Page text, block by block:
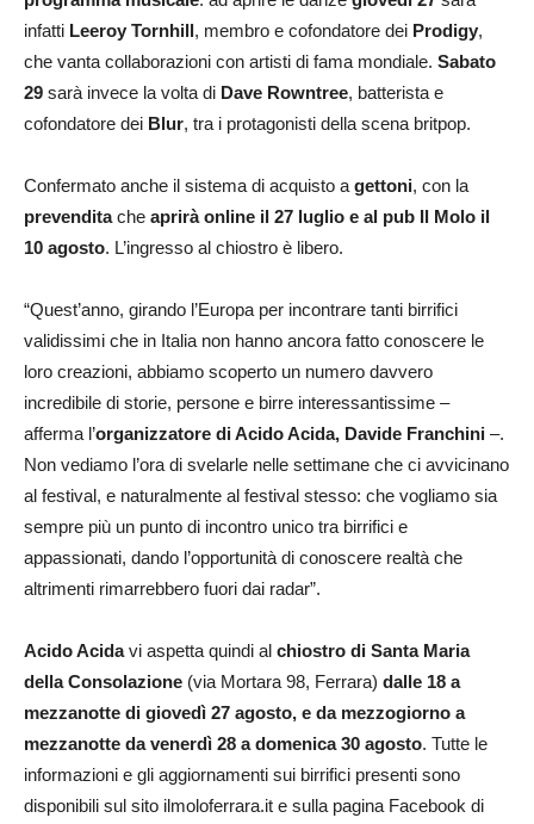
infatti Leeroy Tornhill, membro e cofondatore dei Prodigy,
che vanta collaborazioni con artisti di fama mondiale. Sabato
29 sarà invece la volta di Dave Rowntree, batterista e
cofondatore dei Blur, tra i protagonisti della scena britpop.
Confermato anche il sistema di acquisto a gettoni, con la
prevenditache aprirà online il 27 luglio e al pub Il Molo il
10 agosto. L’ingresso al chiostro è libero.
“Quest’anno, girando l’Europa per incontrare tanti birrifici
validissimi che in Italia non hanno ancora fatto conoscere le
loro creazioni, abbiamo scoperto un numero davvero
incredibile di storie, persone e birre interessantissime –
afferma l’organizzatore di Acido Acida, Davide Franchini –.
Non vediamo l’ora di svelarle nelle settimane che ci avvicinano
al festival, e naturalmente al festival stesso: che vogliamo sia
sempre più un punto di incontro unico tra birrifici e
appassionati, dando l’opportunità di conoscere realtà che
altrimenti rimarrebbero fuori dai radar”.
Acido Acidavi aspetta quindi al chiostro di Santa Maria
della Consolazione (via Mortara 98, Ferrara) dalle 18 a
mezzanotte di giovedì 27 agosto, e da mezzogiorno a
mezzanotte da venerdì 28 a domenica 30 agosto. Tutte le
informazioni e gli aggiornamenti sui birrifici presenti sono
disponibili sul sito ilmoloferrara.it e sulla pagina Facebook di